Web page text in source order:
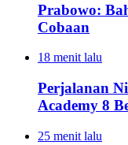
Prabowo:
Cobaan
18 menit lalu
Perjalanan
Academy 8
25 menit lalu